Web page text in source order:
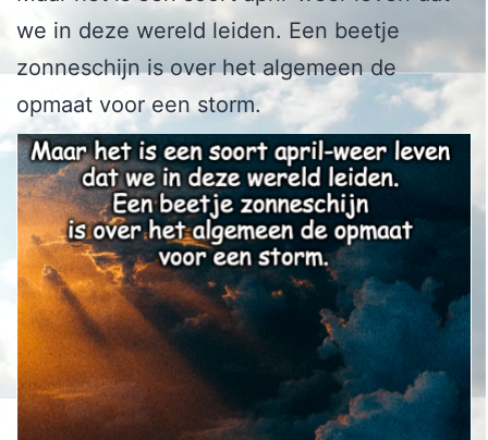
we in deze wereld leiden. Een beetje
zonneschijn is over het algemeen de
opmaat voor een storm.